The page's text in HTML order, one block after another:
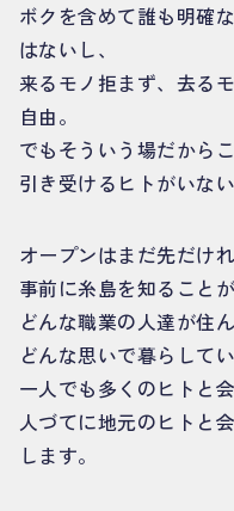
ボクを含めて誰も明確
はないし、
来るモノ拒まず、去る
自由。
でもそういう場だから
引き受けるヒトがいな
オープンはまだ先だけれ
事前に糸島を知ること
どんな職業の人達が住ん
どんな思いで暮らして
一人でも多くのヒトと
人づてに地元のヒトと
します。